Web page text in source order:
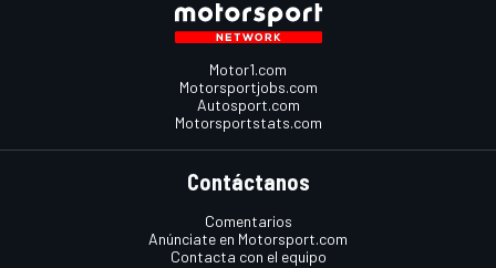
Motor1.com
Motorsportjobs.com
Autosport.com
Motorsportstats.com
Contáctanos
Comentarios
Anúnciate en Motorsport.com
Contacta con el equipo